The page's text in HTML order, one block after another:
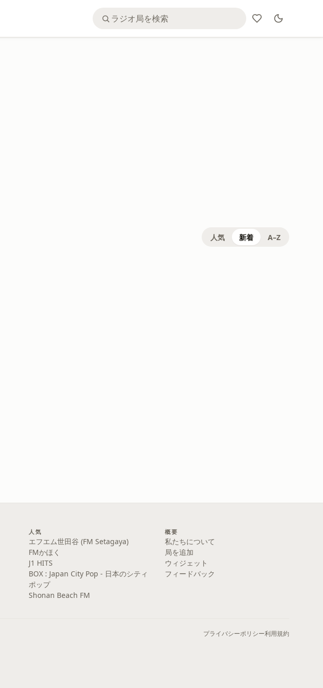
人気 新着 A–Z
人気
エフエム世田谷 (FM Setagaya)
FMかほく
J1 HITS
BOX : Japan City Pop - 日本のシティ
ポップ
Shonan Beach FM
概要
私たちについて
局を追加
ウィジェット
フィードバック
プライバシーポリシー利用規約